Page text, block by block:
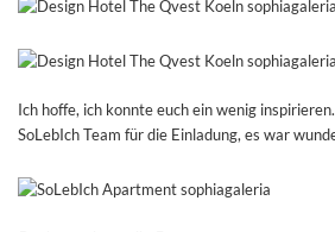
Ich hoffe, ich konnte euch ein wenig
SoLebIch Team für die Einladung, es war